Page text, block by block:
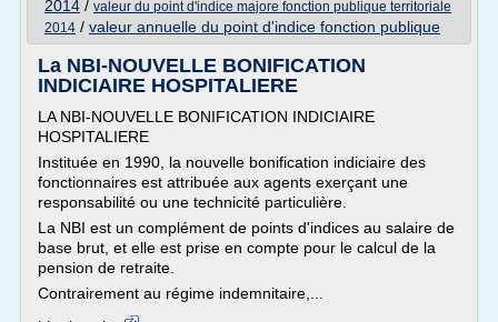
2014 / valeur du point d'indice majore fonction publique territoriale
2014 / valeur annuelle du point d'indice fonction publique
La NBI-NOUVELLE BONIFICATION
INDICIAIRE HOSPITALIERE
LA NBI-NOUVELLE BONIFICATION INDICIAIRE
HOSPITALIERE
Instituée en 1990, la nouvelle bonification indiciaire des
fonctionnaires est attribuée aux agents exerçant une
responsabilité ou une technicité particulière.
La NBI est un complément de points d'indices au salaire de
base brut, et elle est prise en compte pour le calcul de la
pension de retraite.
Contrairement au régime indemnitaire,...